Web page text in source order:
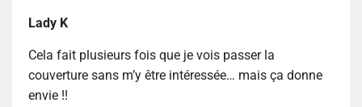
Lady K
Cela fait plusieurs fois que je vois passer la
couverture sans m’y être intéressée… mais ça donne
envie !!